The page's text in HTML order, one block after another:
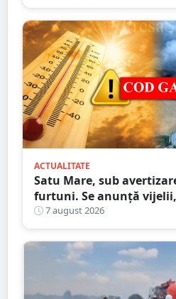
ACTUALITATE
Satu Mare, sub
furtuni. Se anunță
ridicate. Avertizarea ANM
7 august 2026